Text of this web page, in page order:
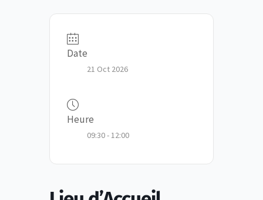
Date
21 Oct 2026
Heure
09:30 - 12:00